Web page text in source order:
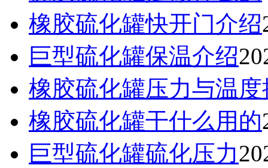
橡胶硫化罐快开门介绍
巨型硫化罐保温介绍
橡胶硫化罐压力与温度
橡胶硫化罐干什么用的
巨型硫化罐硫化压力